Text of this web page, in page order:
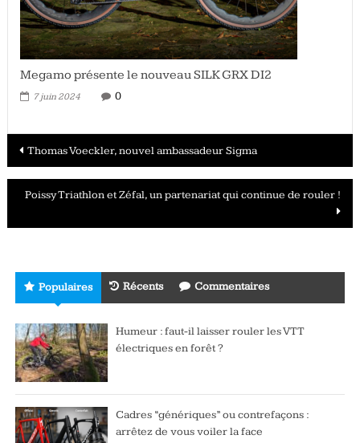
Megamo présente le nouveau SILK GRX DI2
7 juin 2024 0
Navigation
des
articles
Thomas Voeckler, nouvel ambassadeur Sigma
Poissy Triathlon et Zéfal, un partenariat qui continue de rouler !
Populaires Récents Commentaires
Humeur : faut-il laisser rouler les VTT
électriques en forêt ?
Cadres “génériques” ou contrefaçons :
arrêtez de vous voiler la face